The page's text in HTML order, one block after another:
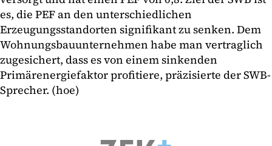
es, die PEF an den unterschiedlichen
Erzeugungsstandorten signifikant zu senken. Dem
Wohnungsbauunternehmen habe man vertraglich
zugesichert, dass es von einem sinkenden
Primärenergiefaktor profitiere, präzisierte der SWB-
Sprecher. (hoe)